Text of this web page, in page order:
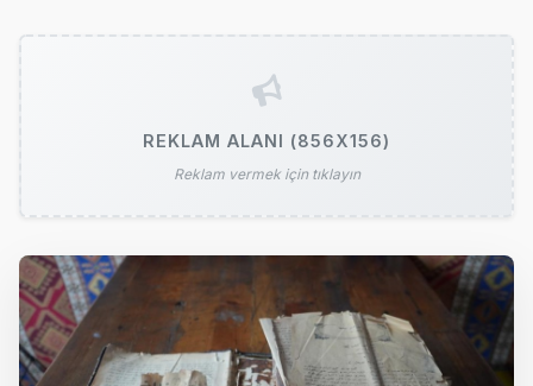
REKLAM ALANI (856X156)
Reklam vermek için tıklayın